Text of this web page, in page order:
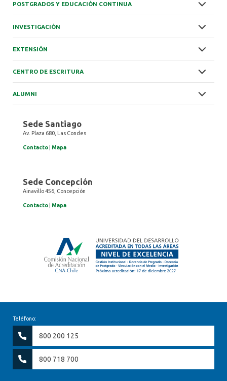
POSTGRADOS Y EDUCACIÓN CONTINUA
INVESTIGACIÓN
EXTENSIÓN
CENTRO DE ESCRITURA
ALUMNI
Sede Santiago
Av. Plaza 680, Las Condes
Contacto Mapa
Sede Concepción
Ainavillo 456, Concepción
Contacto Mapa
Teléfono:
800 200 125
800 718 700